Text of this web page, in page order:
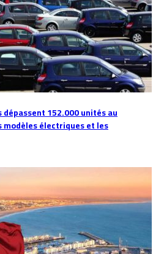
152.000 unités au
électriques et les